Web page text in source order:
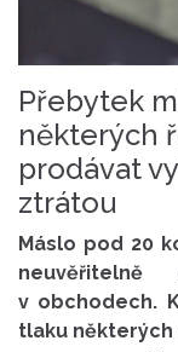
Přebytek
některých
prodávat
ztrátou
Máslo pod 20
v obchodech.
tlaku